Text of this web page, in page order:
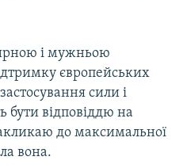
і мужньою
європейських
сили і
бути відповіддю на
до максимальної
вона.